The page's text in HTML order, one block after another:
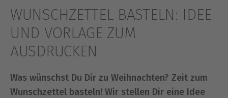
WUNSCHZETTEL BASTELN: IDEE
UND VORLAGE ZUM
AUSDRUCKEN
Was wünschst Du Dir zu Weihnachten? Zeit zum
Wunschzettel basteln! Wir stellen Dir eine Idee